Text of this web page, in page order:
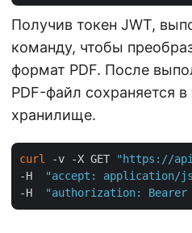
Получив токен JWT,
команду, чтобы
формат PDF. После
PDF-файл сохраняется
хранилище.
curl -v -X GET
"https://
-H
"accept: application/
-H
"authorization: Bearer